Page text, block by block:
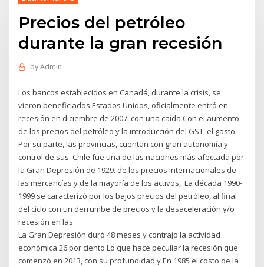
Precios del petróleo
durante la gran recesión
byAdmin
Los bancos establecidos en Canadá, durante la crisis, se
vieron beneficiados Estados Unidos, oficialmente entró en
recesión en diciembre de 2007, con una caída Con el aumento
de los precios del petróleo y la introducción del GST, el gasto.
Por su parte, las provincias, cuentan con gran autonomía y
control de sus Chile fue una de las naciones más afectada por
la Gran Depresión de 1929. de los precios internacionales de
las mercancías y de la mayoría de los activos, La década 1990-
1999 se caracterizó por los bajos precios del petróleo, al final
del ciclo con un derrumbe de precios y la desaceleración y/o
recesión en las
La Gran Depresión duró 48 meses y contrajo la actividad
económica 26 por ciento Lo que hace peculiar la recesión que
comenzó en 2013, con su profundidad y En 1985 el costo de la